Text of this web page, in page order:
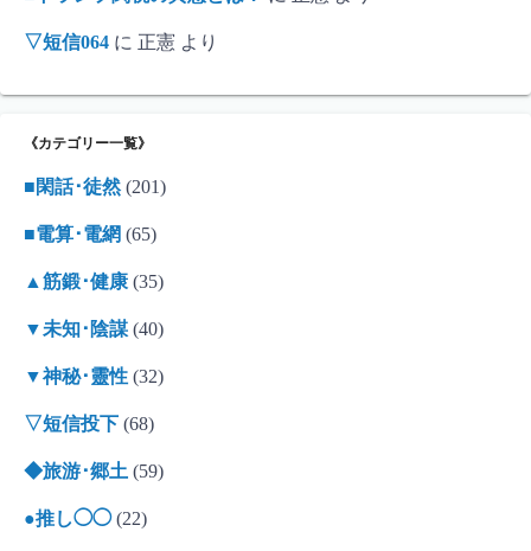
▽短信064 に 正憲 より
《カテゴリー一覧》
■閑話･徒然(201)
■電算･電網 (65)
▲筋鍛･健康 (35)
▼未知･陰謀 (40)
▼神秘･靈性 (32)
▽短信投下 (68)
◆旅游･郷土 (59)
●推し◯◯(22)